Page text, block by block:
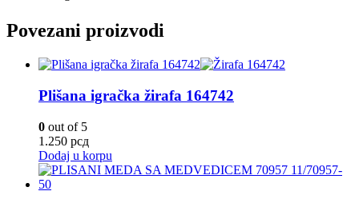
Povezani proizvodi
Plišana igračka žirafa 164742
0 out of 5
1.250 рсд
Dodaj u korpu